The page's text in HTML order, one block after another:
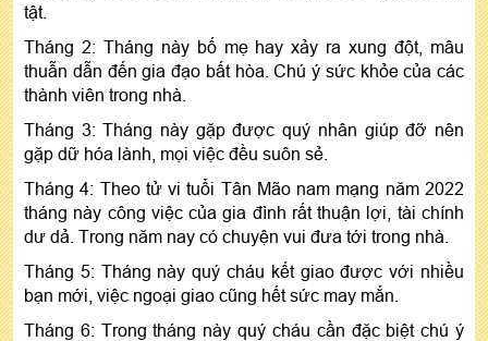
tật.
Tháng 2: Tháng này bố mẹ hay xảy ra xung đột, mâu
thuẫn dẫn đến gia đạo bất hòa. Chú ý sức khỏe của các
thành viên trong nhà.
Tháng 3: Tháng này gặp được quý nhân giúp đỡ nên
gặp dữ hóa lành, mọi việc đều suôn sẻ.
Tháng 4: Theo tử vi tuổi Tân Mão nam mạng năm 2022
tháng này công việc của gia đình rất thuận lợi, tài chính
dư dả. Trong năm nay có chuyện vui đưa tới trong nhà.
Tháng 5: Tháng này quý cháu kết giao được với nhiều
bạn mới, việc ngoại giao cũng hết sức may mắn.
Tháng 6: Trong tháng này quý cháu cần đặc biệt chú ý